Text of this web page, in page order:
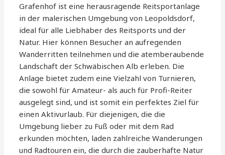
Grafenhof ist eine herausragende Reitsportanlage
in der malerischen Umgebung von Leopoldsdorf,
ideal für alle Liebhaber des Reitsports und der
Natur. Hier können Besucher an aufregenden
Wanderritten teilnehmen und die atemberaubende
Landschaft der Schwäbischen Alb erleben. Die
Anlage bietet zudem eine Vielzahl von Turnieren,
die sowohl für Amateur- als auch für Profi-Reiter
ausgelegt sind, und ist somit ein perfektes Ziel für
einen Aktivurlaub. Für diejenigen, die die
Umgebung lieber zu Fuß oder mit dem Rad
erkunden möchten, laden zahlreiche Wanderungen
und Radtouren ein, die durch die zauberhafte Natur